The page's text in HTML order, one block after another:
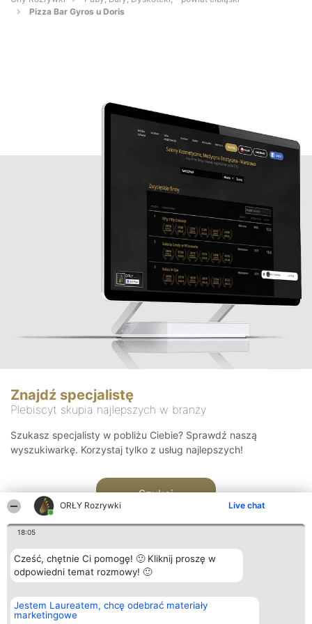
ORŁY Rozrywki Live chat
18:05
Cześć, chętnie Ci pomogę! 🙂 Kliknij proszę w
odpowiedni temat rozmowy! 🙂
Jestem Laureatem, chcę odebrać materiały
marketingowe
Pizza Bar Gyros u Doris
Znajdź specjalistę
Plebiscyt skupia najlepszych w branży
Szukasz specjalisty w pobliżu Ciebie? Sprawdź naszą
wyszukiwarkę. Korzystaj tylko z usług najlepszych!
Szukaj
Organizator plebiscytu
Bright Side Solutions sp. z o.
o. sp. k.
Plebiscyt
Laureaci
Kontakt
Kontakt